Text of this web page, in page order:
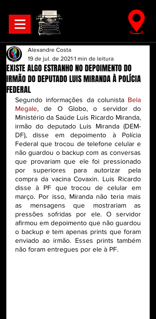
EXISTE ALGO ESTRANHO NO DEPOIMENTO DO
IRMÃO DO DEPUTADO LUIS MIRANDA À POLÍCIA
FEDERAL
Alexandre Costa
19 de jul. de 2021 1 min de leitura
Segundo informações da colunista Bela
Megale, de O Globo, o servidor do
Ministério da Saúde Luis Ricardo Miranda,
irmão do deputado Luis Miranda (DEM-
DF), disse em depoimento à Polícia
Federal que trocou de telefone celular e
não guardou o backup com as conversas
que provariam que ele foi pressionado
por superiores para autorizar pela
compra da vacina Covaxin. Luis Ricardo
disse à PF que trocou de celular em
março. Por isso, Miranda não teria mais
as mensagens que mostrariam as
pressões sofridas por ele. O servidor
afirmou em depoimento que não guardou
o backup e tem apenas prints que foram
enviado ao irmão. Esses prints também
não foram entregues por ele à PF.